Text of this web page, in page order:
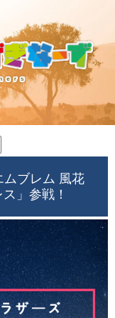
ムブレム 風花
」参戦！